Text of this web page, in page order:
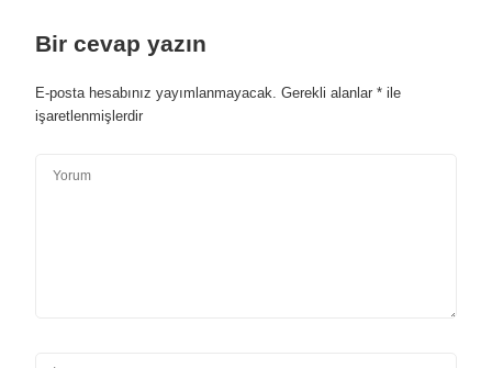
Bir cevap yazın
E-posta hesabınız yayımlanmayacak. Gerekli alanlar * ile
işaretlenmişlerdir